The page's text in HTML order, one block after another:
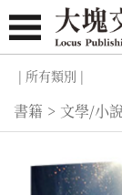
| 所有類別 |
書籍 > 文學/小說